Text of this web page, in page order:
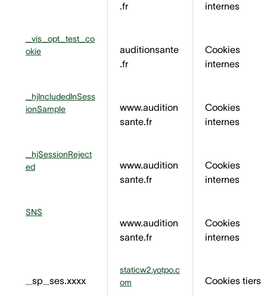
.fr
internes
_vis_opt_test_co
okie
auditionsante
.fr
Cookies
internes
_hjIncludedInSess
ionSample
www.audition
sante.fr
Cookies
internes
_hjSessionReject
ed
www.audition
sante.fr
Cookies
internes
SNS
www.audition
sante.fr
Cookies
internes
_sp_ses.xxxx
staticw2.yotpo.c
om
Cookies tiers